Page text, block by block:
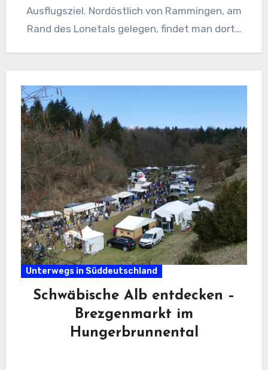
Ausflugsziel. Nordöstlich von Rammingen, am
Rand des Lonetals gelegen, findet man dort…
Unterwegs in Süddeutschland
Schwäbische Alb entdecken –
Brezgenmarkt im
Hungerbrunnental